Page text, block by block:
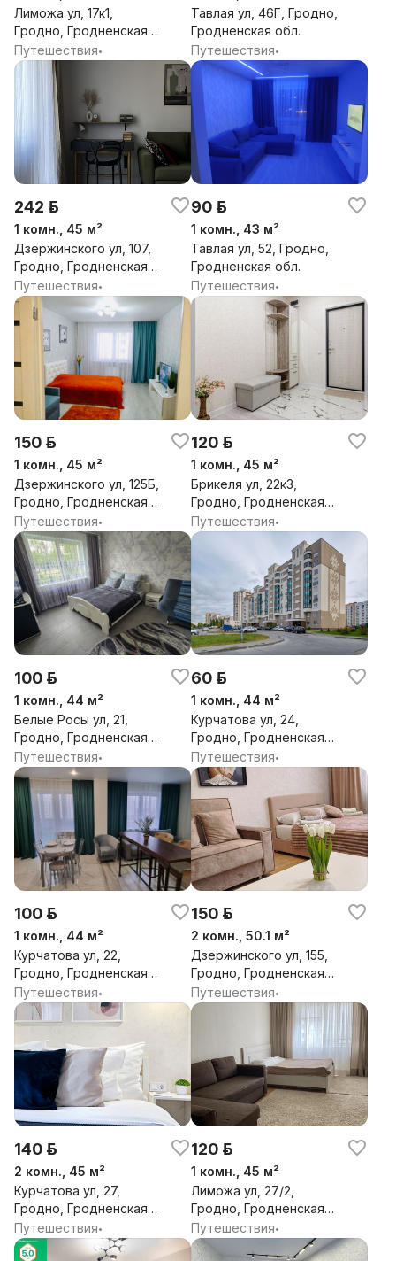
Лиможа ул, 17к1,
Гродно, Гродненская
обл.
Путешествия•
Тавлая ул, 46Г, Гродно,
Гродненская обл.
Путешествия•
242 р.
1 комн., 45 м²
Дзержинского ул, 107,
Гродно, Гродненская
обл.
Путешествия•
90 р.
1 комн., 43 м²
Тавлая ул, 52, Гродно,
Гродненская обл.
Путешествия•
150 р.
1 комн., 45 м²
Дзержинского ул, 125Б,
Гродно, Гродненская
обл.
Путешествия•
120 р.
1 комн., 45 м²
Брикеля ул, 22к3,
Гродно, Гродненская
обл.
Путешествия•
100 р.
1 комн., 44 м²
Белые Росы ул, 21,
Гродно, Гродненская
обл.
Путешествия•
60 р.
1 комн., 44 м²
Курчатова ул, 24,
Гродно, Гродненская
обл.
Путешествия•
100 р.
1 комн., 44 м²
Курчатова ул, 22,
Гродно, Гродненская
обл.
Путешествия•
150 р.
2 комн., 50.1 м²
Дзержинского ул, 155,
Гродно, Гродненская
обл.
Путешествия•
140 р.
2 комн., 45 м²
Курчатова ул, 27,
Гродно, Гродненская
обл.
Путешествия•
120 р.
1 комн., 45 м²
Лиможа ул, 27/2,
Гродно, Гродненская
обл.
Путешествия•